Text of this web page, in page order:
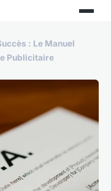
: Le Manuel
Publicitaire